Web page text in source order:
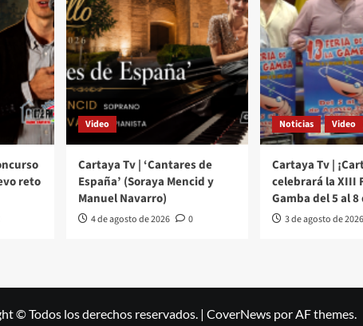
reto
Video
Cartaya Tv | ‘Cantares de
España’ (Soraya Mencid y
Manuel Navarro)
4 de agosto de 2026 0
Noticias Video
Cartaya Tv |
celebrará la XIII
Gamba del 5 al
3 de agosto de 2026
© Todos los derechos reservados. | CoverNews por AF themes.